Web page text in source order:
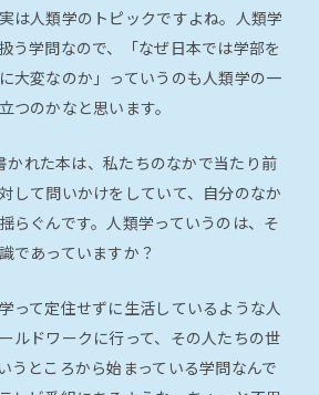
は人類学のトピックですよね。人類学
う学問なので、「なぜ日本では学部を
大変なのか」っていうのも人類学の一
つのかなと思います。
かれた本は、私たちのなかで当たり前
して問いかけをしていて、自分のなか
らぐんです。人類学っていうのは、そ
であっていますか？
って定住せずに生活しているような人
ルドワークに行って、その人たちの世
うところから始まっている学問なんで